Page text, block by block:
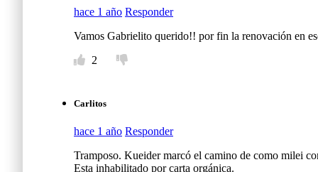
hace 1 año Responder
Vamos Gabrielito querido!! por fin la renovación en
2
Carlitos
hace 1 año Responder
Tramposo. Kueider marcó el camino de como milei
Esta inhabilitado por carta orgánica.